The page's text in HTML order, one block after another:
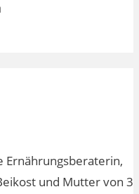
Ernährungsberaterin,
und Mutter von 3